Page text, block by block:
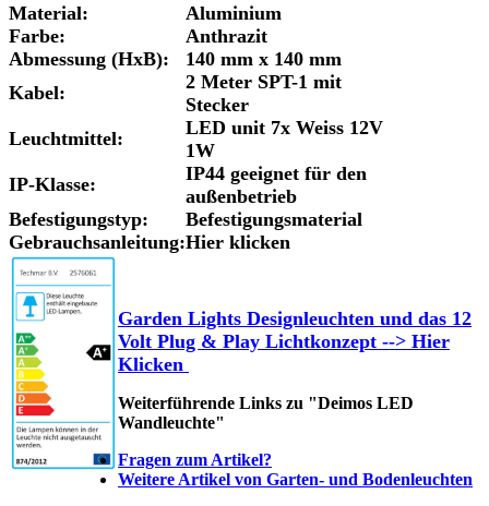
Material:
Aluminium
Farbe:
Anthrazit
Abmessung (HxB):
140 mm x 140 mm
Kabel:
2 Meter SPT-1 mit
Stecker
Leuchtmittel:
LED unit 7x Weiss 12V
1W
IP-Klasse:
IP44 geeignet für den
außenbetrieb
Befestigungstyp:
Befestigungsmaterial
Gebrauchsanleitung:Hier klicken
Garden Lights Designleuchten und das 12
Volt Plug & Play Lichtkonzept --> Hier
Klicken
Weiterführende Links zu "Deimos LED
Wandleuchte"
Fragen zum Artikel?
Weitere Artikel von Garten- und Bodenleuchten